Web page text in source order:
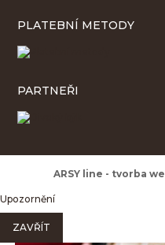
PLATEBNÍ METODY
PARTNEŘI
ARSY line - tvorba
Upozornění
ZAVŘÍT